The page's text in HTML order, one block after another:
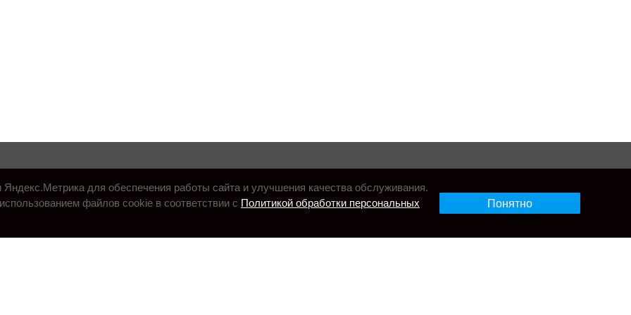
для обеспечения работы сайта и улучшения качества обслуживания.
файлов cookie в соответствии с Политикой обработки персональных
Понятно